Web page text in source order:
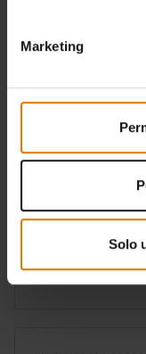
Marketing
Solo
Tiempos de
Tiempos de